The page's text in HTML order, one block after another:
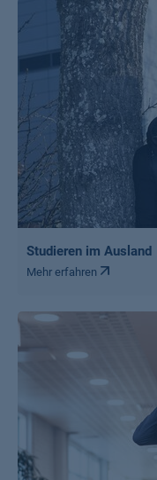
Studieren im Ausland
Mehr erfahren